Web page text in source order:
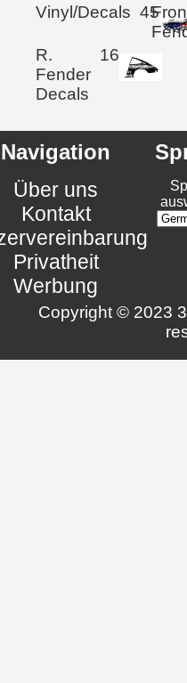
Vinyl/Decals 45
R.
Fender
Decals
16
Navigation
Über uns
Kontakt
Privatheit
Werbung
Copyright © 2023